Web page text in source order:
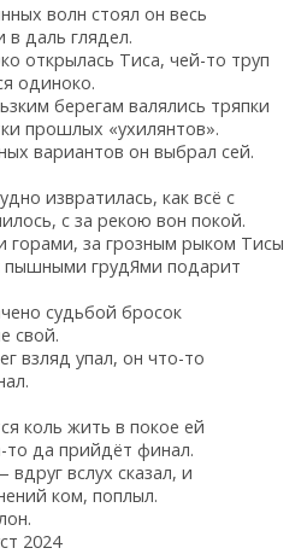
волн стоял он весь
в даль глядел.
открылась Тиса, чей-то труп
одиноко.
берегам валялись тряпки
прошлых «ухилянтов».
вариантов он выбрал сей.
извратилась, как всё с
с за рекою вон покой.
горами, за грозным рыком Тисы
пышными грудЯми подарит
судьбой бросок
свой.
взляд упал, он что-то
коль жить в покое ей
то да прийдёт финал.
вслух сказал, и
ком, поплыл.
2024